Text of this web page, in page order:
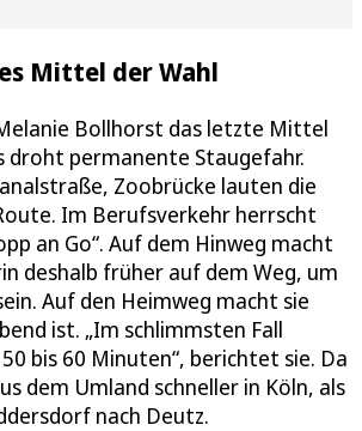
Mittel der Wahl
Bollhorst das letzte Mittel
droht permanente Staugefahr.
Zoobrücke lauten die
Im Berufsverkehr herrscht
an Go“. Auf dem Hinweg macht
deshalb früher auf dem Weg, um
Auf den Heimweg macht sie
ist. „Im schlimmsten Fall
bis 60 Minuten“, berichtet sie. Da
dem Umland schneller in Köln, als
nach Deutz.